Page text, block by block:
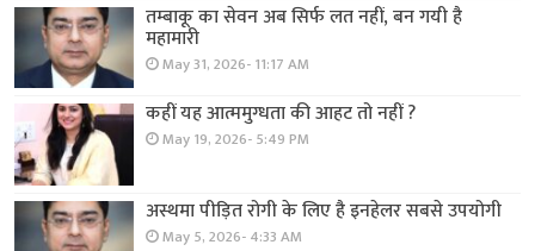
तम्बाकू का सेवन अब सिर्फ लत नहीं, बन गयी है
महामारी
May 31, 2026- 11:17 AM
कहीं यह आत्ममुग्धता की आहट तो नहीं ?
May 19, 2026- 5:49 PM
अस्थमा पीड़ित रोगी के लिए है इनहेलर सबसे उपयोगी
May 5, 2026- 4:33 AM